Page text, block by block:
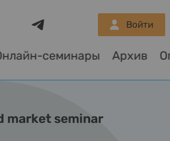
Онлайн-семинары Архив
Войти
market seminar